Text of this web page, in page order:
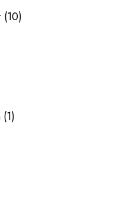
(10)
(1)